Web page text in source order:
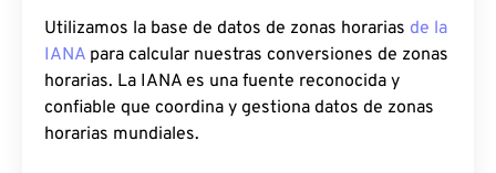
Utilizamos la base de datos de zonas horarias de la
IANA para calcular nuestras conversiones de zonas
horarias. La IANA es una fuente reconocida y
confiable que coordina y gestiona datos de zonas
horarias mundiales.